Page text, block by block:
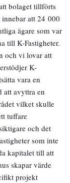
bolaget tillförts
att 24 000
ägare som var
till K-Fastigheter.
och vi lovar att
K-
vara en
att avyttra en
vilket skulle
tuffare
och det
som inte
kapitalet till att
skapar värde
projekt